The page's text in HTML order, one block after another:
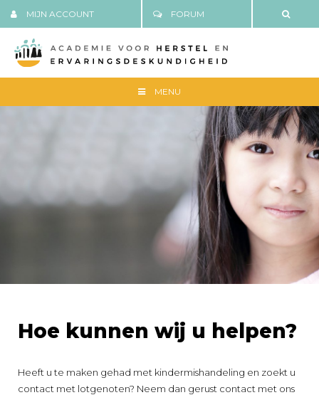
MIJN ACCOUNT FORUM
MENU
Hoe kunnen wij u helpen?
Heeft u te maken gehad met kindermishandeling en zoekt u
contact met lotgenoten? Neem dan gerust contact met ons